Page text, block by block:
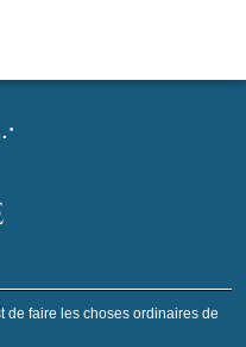
de faire les choses ordinaires de